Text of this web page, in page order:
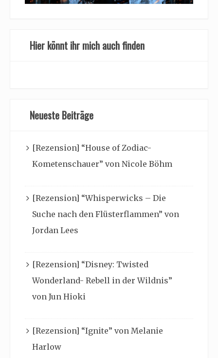
Hier könnt ihr mich auch finden
Neueste Beiträge
[Rezension] “House of Zodiac-
Kometenschauer” von Nicole Böhm
[Rezension] “Whisperwicks – Die
Suche nach den Flüsterflammen” von
Jordan Lees
[Rezension] “Disney: Twisted
Wonderland- Rebell in der Wildnis”
von Jun Hioki
[Rezension] “Ignite” von Melanie
Harlow